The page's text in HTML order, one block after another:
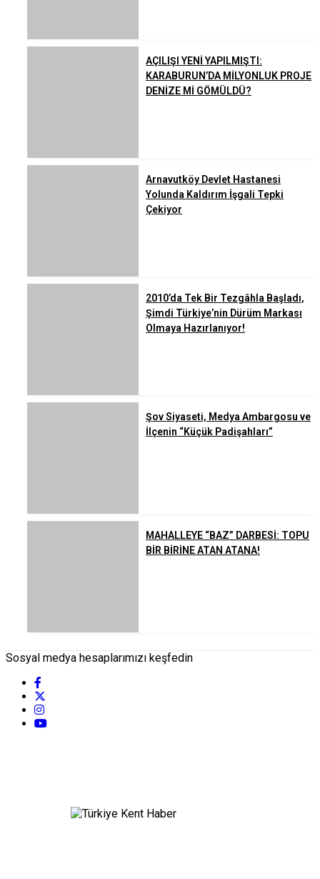
AÇILIŞI YENİ YAPILMIŞTI:
KARABURUN’DA MİLYONLUK PROJE
DENİZE Mİ GÖMÜLDÜ?
Arnavutköy Devlet Hastanesi
Yolunda Kaldırım İşgali Tepki
Çekiyor
2010’da Tek Bir Tezgâhla Başladı,
Şimdi Türkiye’nin Dürüm Markası
Olmaya Hazırlanıyor!
Şov Siyaseti, Medya Ambargosu ve
İlçenin “Küçük Padişahları”
MAHALLEYE “BAZ” DARBESİ: TOPU
BİR BİRİNE ATAN ATANA!
Sosyal medya hesaplarımızı keşfedin